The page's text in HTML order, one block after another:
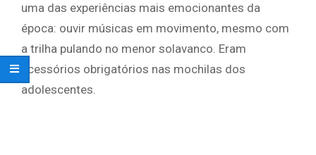
uma das experiências mais emocionantes da
época: ouvir músicas em movimento, mesmo com
a trilha pulando no menor solavanco. Eram
acessórios obrigatórios nas mochilas dos
adolescentes.